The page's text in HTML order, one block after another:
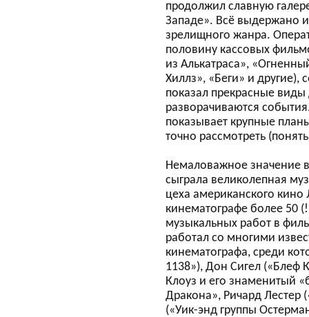
продолжил славную
Западе». Всё выдержано и
зрелищного жанра.
половину кассовых
из Алькатраса»,
Хиллз», «Беги» и другие),
показал прекрасные виды
разворачиваются
показывает крупные
точно рассмотреть
Немаловажное значение
сыграла великолепная
цеха американского
кинематографе более 50
музыкальных работ в
работал со многими
кинематографа, среди
1138»), Дон Сигел («Блеф
Клоуз и его знаменитый
Дракона», Ричард Лестер
(«Уик-энд группы